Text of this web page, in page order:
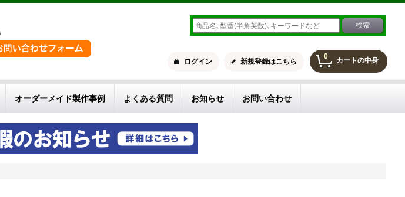
0 カートの中身
ログイン 新規登録はこちら
オーダーメイド製作事例 よくある質問 お知らせ お問い合わせ